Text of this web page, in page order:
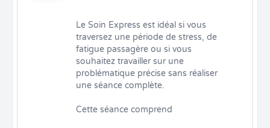
Le Soin Express est idéal si vous
traversez une période de stress, de
fatigue passagère ou si vous
souhaitez travailler sur une
problématique précise sans réaliser
une séance complète.
Cette séance comprend